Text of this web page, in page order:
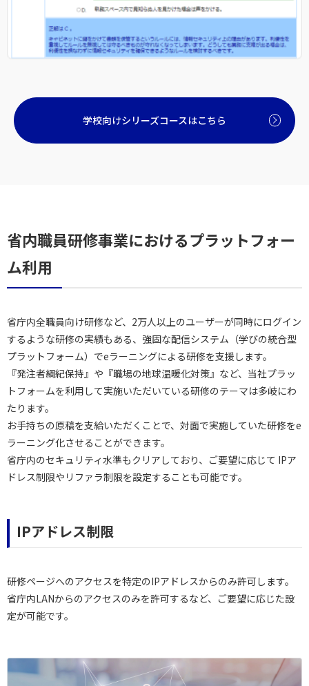
学校向けシリーズコースはこちら
省内職員研修事業におけるプラットフォー
ム利用
省庁内全職員向け研修など、2万人以上のユーザーが同時にログイン
するような研修の実績もある、強固な配信システム（学びの統合型
プラットフォーム）でeラーニングによる研修を支援します。
『発注者綱紀保持』や『職場の地球温暖化対策』など、当社プラッ
トフォームを利用して実施いただいている研修のテーマは多岐にわ
たります。
お手持ちの原稿を支給いただくことで、対面で実施していた研修をe
ラーニング化させることができます。
省庁内のセキュリティ水準もクリアしており、ご要望に応じて IPア
ドレス制限やリファラ制限を設定することも可能です。
IPアドレス制限
研修ページへのアクセスを特定のIPアドレスからのみ許可します。
省庁内LANからのアクセスのみを許可するなど、ご要望に応じた設
定が可能です。